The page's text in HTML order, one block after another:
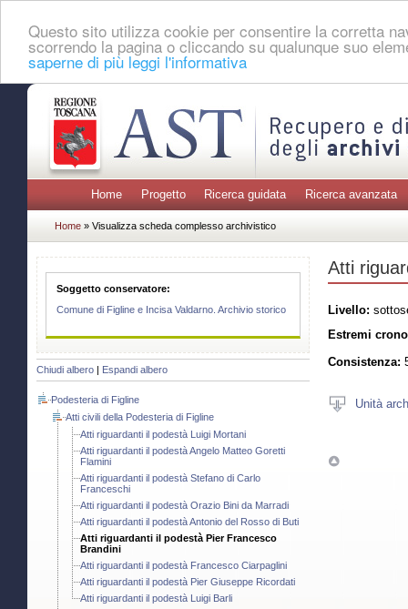
Questo sito utilizza cookie per consentire la corretta
scorrendo la pagina o cliccando su qualunque suo
saperne di più leggi l'informativa
Home Progetto Ricerca guidata Ricerca avanzata
Home » Visualizza scheda complesso archivistico
Soggetto conservatore:
Comune di Figline e Incisa Valdarno. Archivio storico
Chiudi albero Espandi albero
Podesteria di Figline
Atti civili della Podesteria di Figline
Atti riguardanti il podestà Luigi Mortani
Atti riguardanti il podestà Angelo Matteo Goretti
Flamini
Atti riguardanti il podestà Stefano di Carlo
Franceschi
Atti riguardanti il podestà Orazio Bini da Marradi
Atti riguardanti il podestà Antonio del Rosso di Buti
Atti riguardanti il podestà Pier Francesco
Brandini
Atti riguardanti il podestà Francesco Ciarpaglini
Atti riguardanti il podestà Pier Giuseppe Ricordati
Atti riguardanti il podestà Luigi Barli
Atti
Livello:
Estremi
Consistenza:
Unità